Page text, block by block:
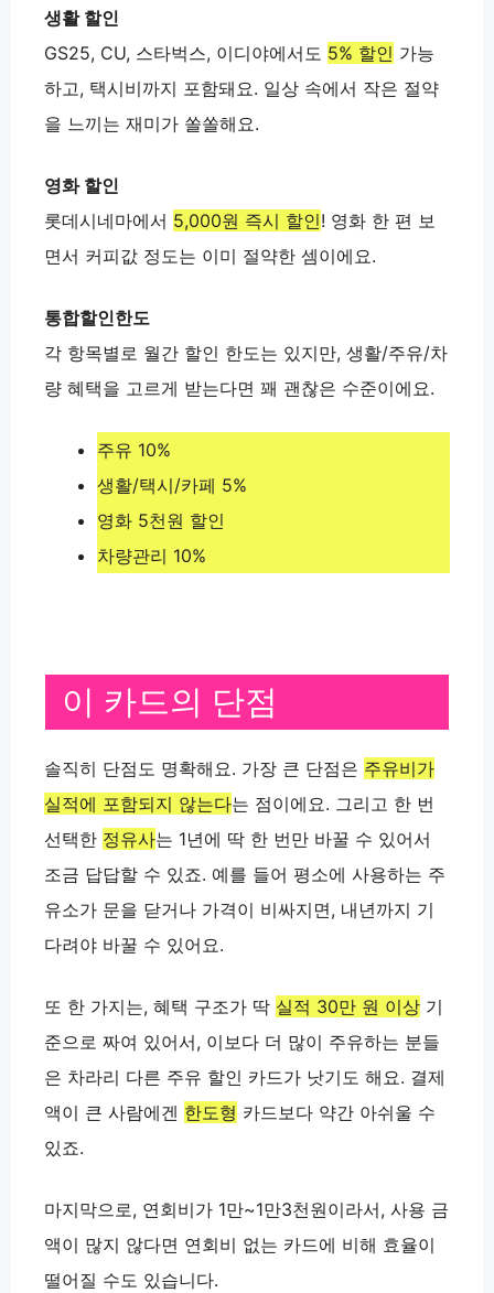
생활 할인
GS25, CU, 스타벅스, 이디야에서도 5% 할인 가능
하고, 택시비까지 포함돼요. 일상 속에서 작은 절약
을 느끼는 재미가 쏠쏠해요.
영화 할인
롯데시네마에서 5,000원 즉시 할인! 영화 한 편 보
면서 커피값 정도는 이미 절약한 셈이에요.
통합할인한도
각 항목별로 월간 할인 한도는 있지만, 생활/주유/차
량 혜택을 고르게 받는다면 꽤 괜찮은 수준이에요.
주유 10%
생활/택시/카페 5%
영화 5천원 할인
차량관리 10%
이 카드의 단점
솔직히 단점도 명확해요. 가장 큰 단점은 주유비가
실적에 포함되지 않는다는 점이에요. 그리고 한 번
선택한 정유사는 1년에 딱 한 번만 바꿀 수 있어서
조금 답답할 수 있죠. 예를 들어 평소에 사용하는 주
유소가 문을 닫거나 가격이 비싸지면, 내년까지 기
다려야 바꿀 수 있어요.
또 한 가지는, 혜택 구조가 딱 실적 30만 원 이상 기
준으로 짜여 있어서, 이보다 더 많이 주유하는 분들
은 차라리 다른 주유 할인 카드가 낫기도 해요. 결제
액이 큰 사람에겐 한도형 카드보다 약간 아쉬울 수
있죠.
마지막으로, 연회비가 1만~1만3천원이라서, 사용 금
액이 많지 않다면 연회비 없는 카드에 비해 효율이
떨어질 수도 있습니다.